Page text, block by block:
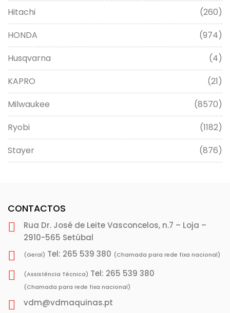
Hitachi
(260)
HONDA
(974)
Husqvarna
(4)
KAPRO
(21)
Milwaukee
(8570)
Ryobi
(1182)
Stayer
(876)
CONTACTOS
Rua Dr. José de Leite Vasconcelos, n.7 – Loja –
2910-565 Setúbal
(Geral) Tel: 265 539 380 (Chamada para rede fixa nacional)
(Assistência Técnica) Tel: 265 539 380
(Chamada para rede fixa nacional)
vdm@vdmaquinas.pt